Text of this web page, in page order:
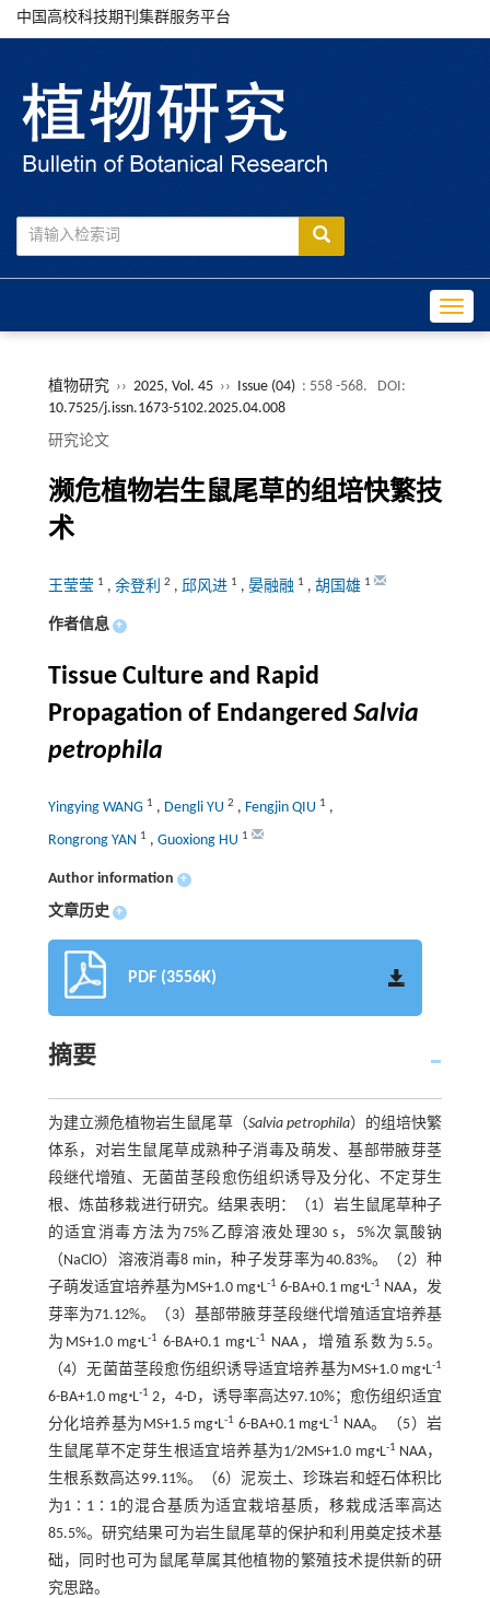
中国高校科技期刊集群服务平台
植物研究 ›› 2025, Vol. 45 ›› Issue (04) : 558 -568.
DOI:
10.7525/j.issn.1673-5102.2025.04.008
研究论文
濒危植物岩生鼠尾草的组培快繁技
术
王莹莹 1 , 余登利 2 , 邱风进 1 , 晏融融 1 , 胡国雄 1
作者信息 +
Tissue Culture and Rapid
Propagation of Endangered Salvia
petrophila
Yingying WANG 1 , Dengli YU 2 , Fengjin QIU 1 ,
Rongrong YAN 1 , Guoxiong HU 1
Author information +
文章历史 +
PDF (3556K)
摘要
为建立濒危植物岩生鼠尾草（Salvia petrophila）的组培快繁
体系，对岩生鼠尾草成熟种子消毒及萌发、基部带腋芽茎
段继代增殖、无菌苗茎段愈伤组织诱导及分化、不定芽生
根、炼苗移栽进行研究。结果表明：（1）岩生鼠尾草种子
的适宜消毒方法为75%乙醇溶液处理30 s，5%次氯酸钠
（NaClO）溶液消毒8 min，种子发芽率为40.83%。（2）种
子萌发适宜培养基为MS+1.0 mg⋅L-1 6-BA+0.1 mg⋅L-1 NAA，发
芽率为71.12%。（3）基部带腋芽茎段继代增殖适宜培养基
为MS+1.0 mg⋅L-1 6-BA+0.1 mg⋅L-1
NAA，增殖系数为5.5。
（4）无菌苗茎段愈伤组织诱导适宜培养基为MS+1.0 mg⋅L-1
6-BA+1.0 mg⋅L-1 2，4-D，诱导率高达97.10%；愈伤组织适宜
分化培养基为MS+1.5 mg⋅L-1 6-BA+0.1 mg⋅L-1 NAA。（5）岩
生鼠尾草不定芽生根适宜培养基为1/2MS+1.0 mg⋅L-1 NAA，
生根系数高达99.11%。（6）泥炭土、珍珠岩和蛭石体积比
为1∶1∶1的混合基质为适宜栽培基质，移栽成活率高达
85.5%。研究结果可为岩生鼠尾草的保护和利用奠定技术基
础，同时也可为鼠尾草属其他植物的繁殖技术提供新的研
究思路。